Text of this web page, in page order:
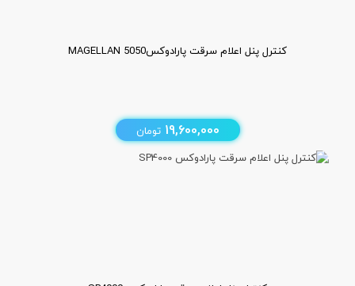
کنترل پنل اعلام سرقت پارادوکسMAGELLAN 5050
19,600,000 تومان